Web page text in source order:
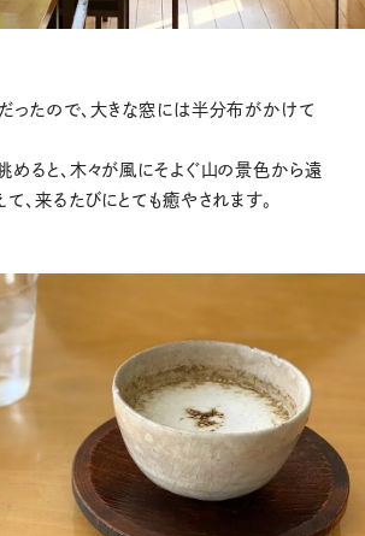
ったので、大きな窓には半分布がかけて
めると、木々が風にそよぐ山の景色から遠
、来るたびにとても癒やされます。